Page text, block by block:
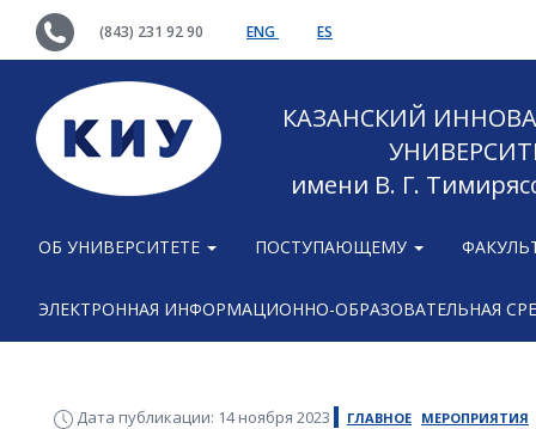
(843) 231 92 90 ENG ES
КАЗАНСКИЙ
имени В. Г.
ОБ УНИВЕРСИТЕТЕ ПОСТУПАЮЩЕМУ
ЭЛЕКТРОННАЯ ИНФОРМАЦИОННО-ОБРАЗОВАТЕЛЬНАЯ
Дата публикации: 14 ноября 2023 ГЛАВНОЕ МЕРОПРИЯТИЯ